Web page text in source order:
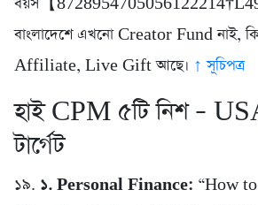
বয়স【
বাংলাদেশে এখনো Creator Fund নাই,
Affiliate, Live Gift আছে। ↑ সূচিপত্র
হাই CPM ৫টি নিশ –
টার্গেট
১৯. ১. Personal Finance: “How